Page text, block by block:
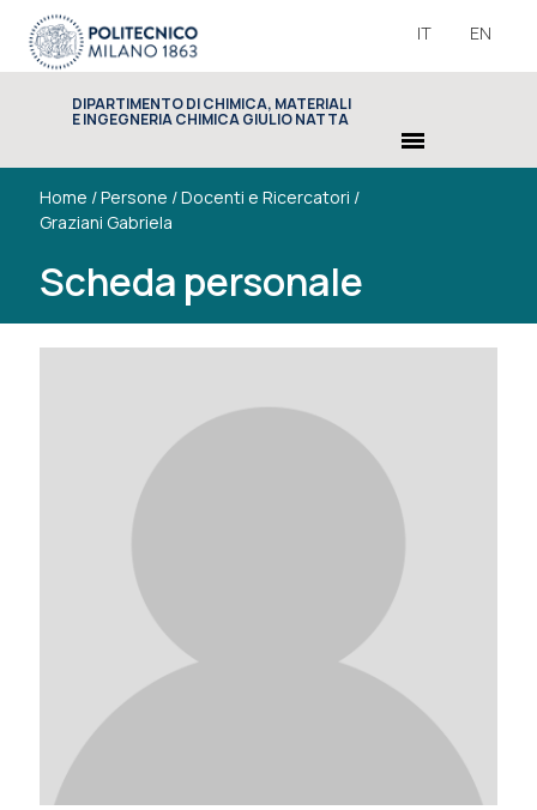
EN
IT
DIPARTIMENTO DI CHIMICA, MATERIALI
E INGEGNERIA CHIMICA GIULIO NATTA
menu
Home /Persone /Docenti e Ricercatori /
Graziani Gabriela
Scheda personale